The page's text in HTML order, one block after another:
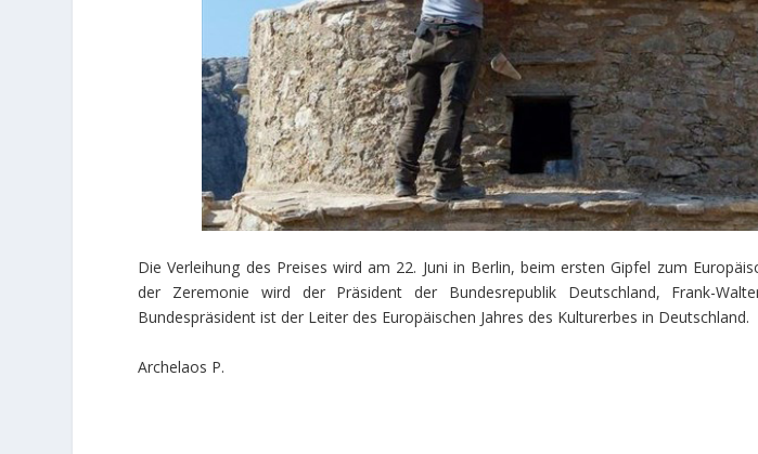
Die Verleihung des Preises wird am 22. Juni in Berlin, beim ersten Gipfel zum
der Zeremonie wird der Präsident der Bundesrepublik Deutschland, Frank-
Bundespräsident ist der Leiter des Europäischen Jahres des Kulturerbes in Deutschland.
Archelaos P.